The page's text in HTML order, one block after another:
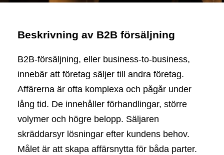
Beskrivning av B2B försäljning
B2B-försäljning, eller business-to-business,
innebär att företag säljer till andra företag.
Affärerna är ofta komplexa och pågår under
lång tid. De innehåller förhandlingar, större
volymer och högre belopp. Säljaren
skräddarsyr lösningar efter kundens behov.
Målet är att skapa affärsnytta för båda parter.